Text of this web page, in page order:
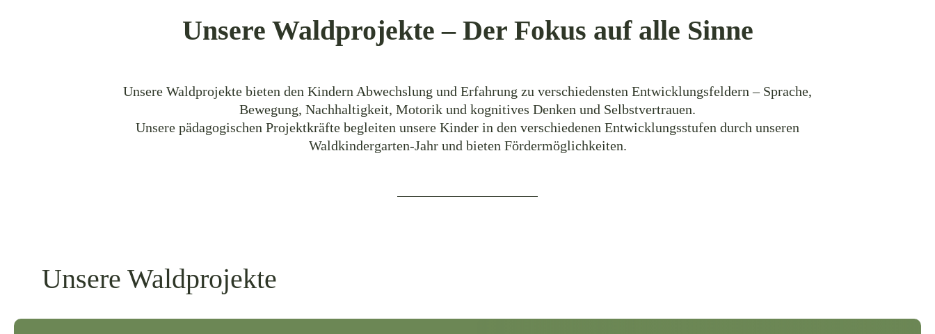
Unsere Waldprojekte – Der Fokus auf alle Sinne
Unsere Waldprojekte bieten den Kindern Abwechslung und Erfahrung zu verschiedensten Entwicklungsfeldern – Sprache,
Bewegung, Nachhaltigkeit, Motorik und kognitives Denken und Selbstvertrauen.
Unsere pädagogischen Projektkräfte begleiten unsere Kinder in den verschiedenen Entwicklungsstufen durch unseren
Waldkindergarten-Jahr und bieten Fördermöglichkeiten.
Unsere Waldprojekte